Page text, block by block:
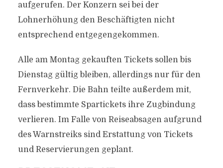
aufgerufen. Der Konzern sei bei der
Lohnerhöhung den Beschäftigten nicht
entsprechend entgegengekommen.
Alle am Montag gekauften Tickets sollen bis
Dienstag gültig bleiben, allerdings nur für den
Fernverkehr. Die Bahn teilte außerdem mit,
dass bestimmte Spartickets ihre Zugbindung
verlieren. Im Falle von Reiseabsagen aufgrund
des Warnstreiks sind Erstattung von Tickets
und Reservierungen geplant.